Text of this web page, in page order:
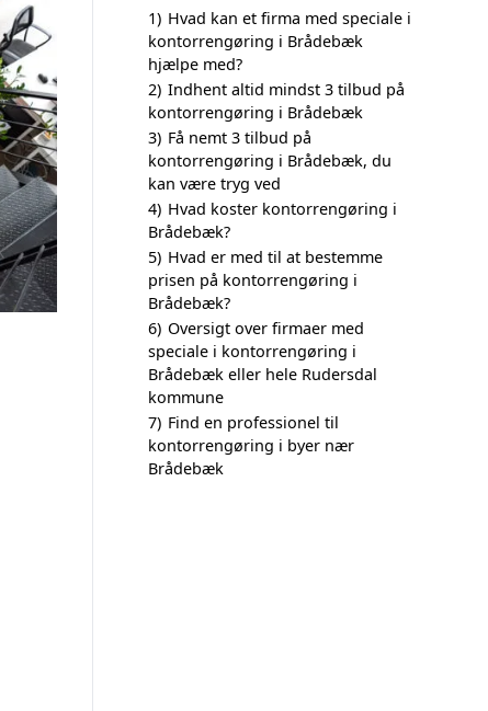
1) Hvad kan et firma med speciale i
kontorrengøring i Brådebæk
hjælpe med?
2) Indhent altid mindst 3 tilbud på
kontorrengøring i Brådebæk
3) Få nemt 3 tilbud på
kontorrengøring i Brådebæk, du
kan være tryg ved
4) Hvad koster kontorrengøring i
Brådebæk?
5) Hvad er med til at bestemme
prisen på kontorrengøring i
Brådebæk?
6) Oversigt over firmaer med
speciale i kontorrengøring i
Brådebæk eller hele Rudersdal
kommune
7) Find en professionel til
kontorrengøring i byer nær
Brådebæk